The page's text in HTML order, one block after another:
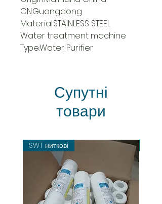
CN:Guangdong
Material:STAINLESS STEEL
Water treatment machine
Type:Water Purifier
Супутні
товари
SWT ниткові